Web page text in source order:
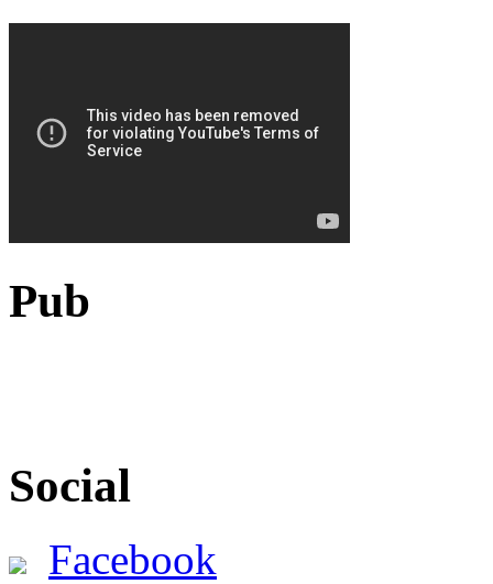
Pub
Social
Facebook